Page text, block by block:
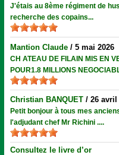
J'étais au 8ème régiment de
recherche des copains...
Mantion Claude /5 mai 2026
CH ATEAU DE FILAIN MIS EN
POUR1.8 MILLIONS
Christian BANQUET /26 avril
Petit bonjour à tous mes
l'adjudant chef Mr Richini ....
Consultez le livre d’or